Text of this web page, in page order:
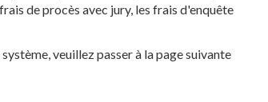
de procès avec jury, les frais d'enquête
veuillez passer à la page suivante